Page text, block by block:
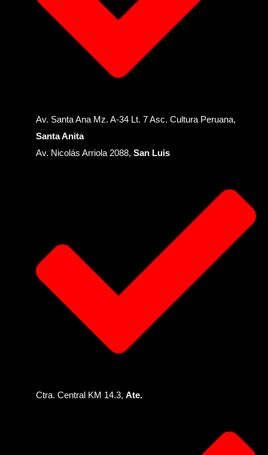
Av. Santa Ana Mz. A-34 Lt. 7 Asc. Cultura Peruana,
Santa Anita
Av. Nicolás Arriola 2088, San Luis
Ctra. Central KM 14.3, Ate.